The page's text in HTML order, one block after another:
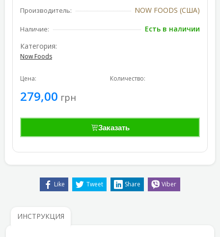
Производитель: NOW FOODS (США)
Наличие:
Есть в наличии
Категория:
Now Foods
Цена:
279,00 грн
Количество:
Заказать
Like Tweet Share Viber
ИНСТРУКЦИЯ